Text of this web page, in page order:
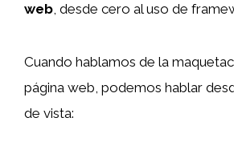
web, desde cero al uso de
Cuando hablamos de la
página web, podemos hablar
de vista: